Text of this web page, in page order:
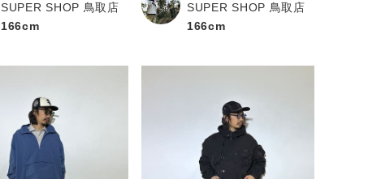
SUPER SHOP 鳥取店
166cm
SUPER SHOP 鳥取店
166cm